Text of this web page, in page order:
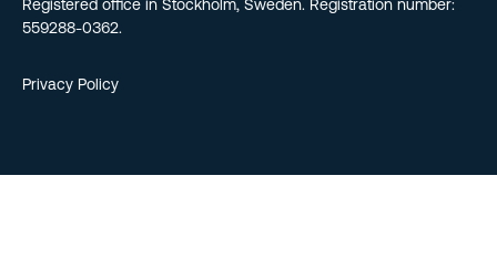
Registered office in Stockholm, Sweden. Registration number:
559288-0362.
Privacy Policy